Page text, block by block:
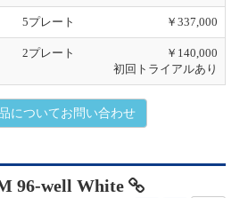
5プレート ￥337,000
2プレート
￥140,000
初回トライアルあり
についてお問い合わせ
96-well White